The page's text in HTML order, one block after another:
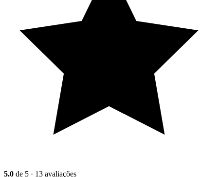
5,0 de 5 · 13 avaliações